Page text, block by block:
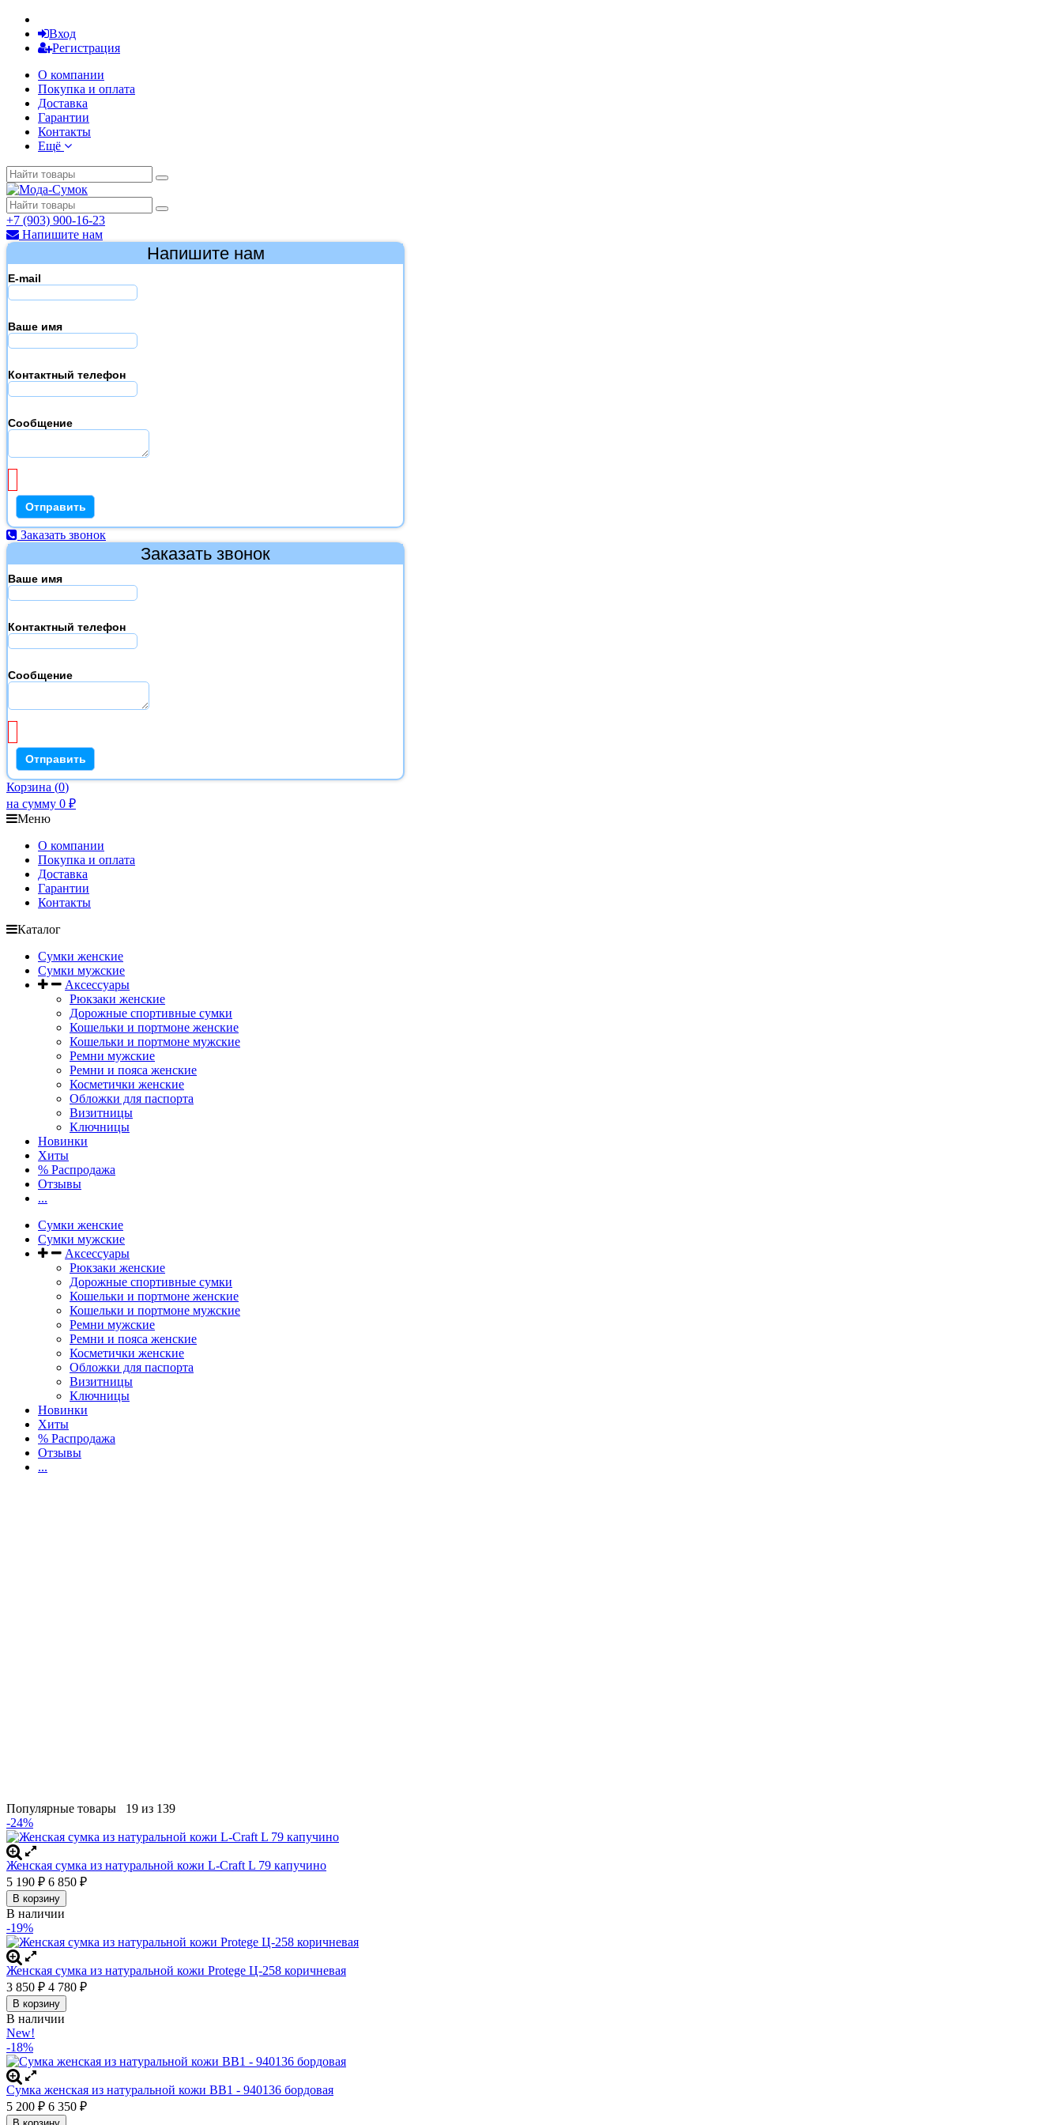
Вход
Регистрация
О компании
Покупка и оплата
Доставка
Гарантии
Контакты
Ещё
+7 (903) 900-16-23
Напишите нам
Напишите нам
E-mail
Ваше имя
Контактный телефон
Сообщение
Заказать звонок
Заказать звонок
Ваше имя
Контактный телефон
Сообщение
Корзина (0)
на сумму 0 ₽
Меню
О компании
Покупка и оплата
Доставка
Гарантии
Контакты
Каталог
Сумки женские
Сумки мужские
Аксессуары
Рюкзаки женские
Дорожные спортивные сумки
Кошельки и портмоне женские
Кошельки и портмоне мужские
Ремни мужские
Ремни и пояса женские
Косметички женские
Обложки для паспорта
Визитницы
Ключницы
Новинки
Хиты
% Распродажа
Отзывы
...
Сумки женские
Сумки мужские
Аксессуары
Рюкзаки женские
Дорожные спортивные сумки
Кошельки и портмоне женские
Кошельки и портмоне мужские
Ремни мужские
Ремни и пояса женские
Косметички женские
Обложки для паспорта
Визитницы
Ключницы
Новинки
Хиты
% Распродажа
Отзывы
...
Популярные товары
19 из 139
-24%
Женская сумка из натуральной кожи L-Craft L 79 капучино
5 190 ₽ 6 850 ₽
В корзину
В наличии
-19%
Женская сумка из натуральной кожи Protege Ц-258 коричневая
3 850 ₽ 4 780 ₽
В корзину
В наличии
New!
-18%
Сумка женская из натуральной кожи BB1 - 940136 бордовая
5 200 ₽ 6 350 ₽